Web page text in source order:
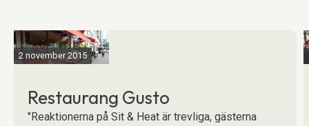
2 november 2015
Restaurang Gusto
"Reaktionerna på Sit & Heat är trevliga, gästerna